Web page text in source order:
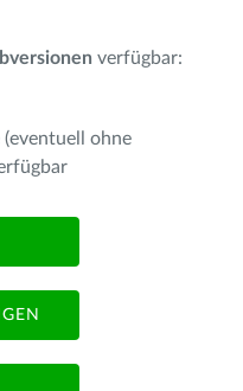
verfügbar:
ohne